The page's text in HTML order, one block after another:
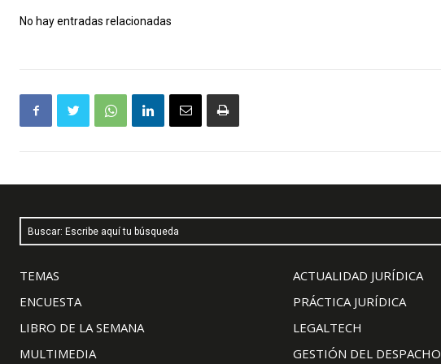
No hay entradas relacionadas
Buscar: Escribe aquí tu búsqueda
TEMAS
ENCUESTA
LIBRO DE LA SEMANA
MULTIMEDIA
ACTUALIDAD JURÍDICA
PRÁCTICA JURÍDICA
LEGALTECH
GESTIÓN DEL DESPACHO